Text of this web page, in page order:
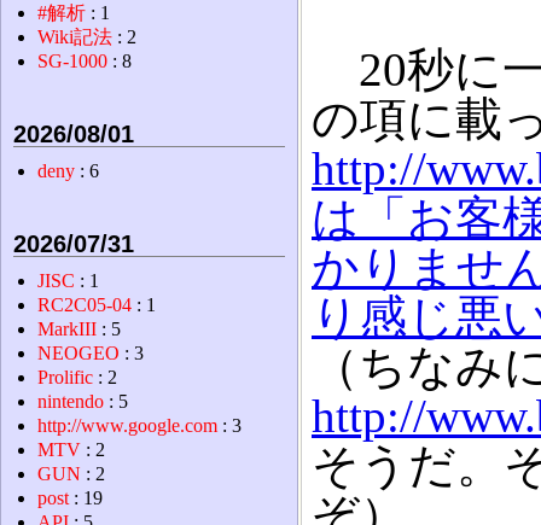
20秒に
の項に載
http://
は「お客
かりませ
り感じ悪
（ちなみ
http://
そうだ。
#解析 : 1
Wiki記法 : 2
SG-1000 : 8
2026/08/01
deny : 6
2026/07/31
JISC : 1
RC2C05-04 : 1
MarkIII : 5
NEOGEO : 3
Prolific : 2
nintendo : 5
http://www.google.com : 3
MTV : 2
GUN : 2
post : 19